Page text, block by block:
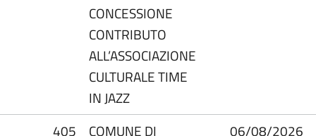
CONCESSIONE
CONTRIBUTO
ALL’ASSOCIAZIONE
CULTURALE TIME
IN JAZZ
405
COMUNE DI
06/08/2026